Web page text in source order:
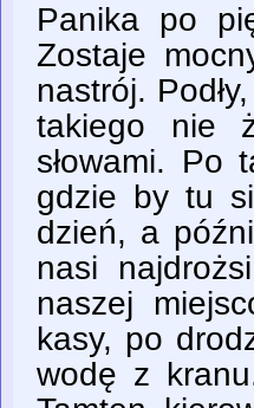
Panika po
Zostaje
nastrój.
takiego nie
słowami. Po
gdzie by tu
dzień, a
nasi
naszej
kasy, po
wodę z